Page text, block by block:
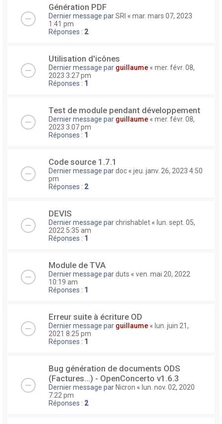
Génération PDF
Dernier message parSRI « mar. mars 07, 2023
1:41 pm
Réponses : 2
Utilisation d'icônes
Dernier message par guillaume « mer. févr. 08,
2023 3:27 pm
Réponses : 1
Test de module pendant développement
Dernier message par guillaume « mer. févr. 08,
2023 3:07 pm
Réponses : 1
Code source 1.7.1
Dernier message pardoc « jeu. janv. 26, 2023 4:50
pm
Réponses : 2
DEVIS
Dernier message parchrishablet « lun. sept. 05,
2022 5:35 am
Réponses : 1
Module de TVA
Dernier message parduts « ven. mai 20, 2022
10:19 am
Réponses : 1
Erreur suite à écriture OD
Dernier message par guillaume « lun. juin 21,
2021 8:25 pm
Réponses : 1
Bug génération de documents ODS
(Factures...) - OpenConcerto v1.6.3
Dernier message parNicron « lun. nov. 02, 2020
7:22 pm
Réponses : 2